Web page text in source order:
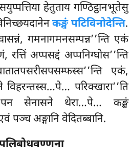
हेतुताय गण्ठिट्ठानभूतेसु
कङ्खं पटिविनोदेन्ति.
गमनागमनसम्पन्न’’न्ति एकं
रत्तिं अप्पसद्दं अप्पनिग्घोस’’न्ति
एकं,
परिक्खारा’’ति
सेनासने थेरा…पे… कङ्खं
पञ्च अङ्गानि वेदितब्बानि.